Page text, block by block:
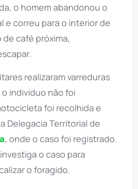
o homem abandonou o
e correu para o interior de
café próxima,
realizaram varreduras
indivíduo não foi
foi recolhida e
Delegacia Territorial de
, onde o caso foi registrado.
investiga o caso para
o foragido.